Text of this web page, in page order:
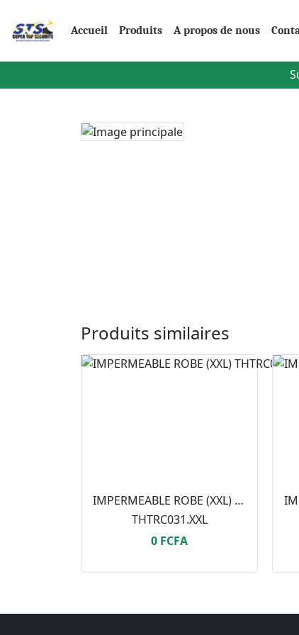
Accueil Produits A propos de nous
Produits similaires
IMPERMEABLE ROBE (XXL) THTRC031.XXL
THTRC031.XXL
0 FCFA